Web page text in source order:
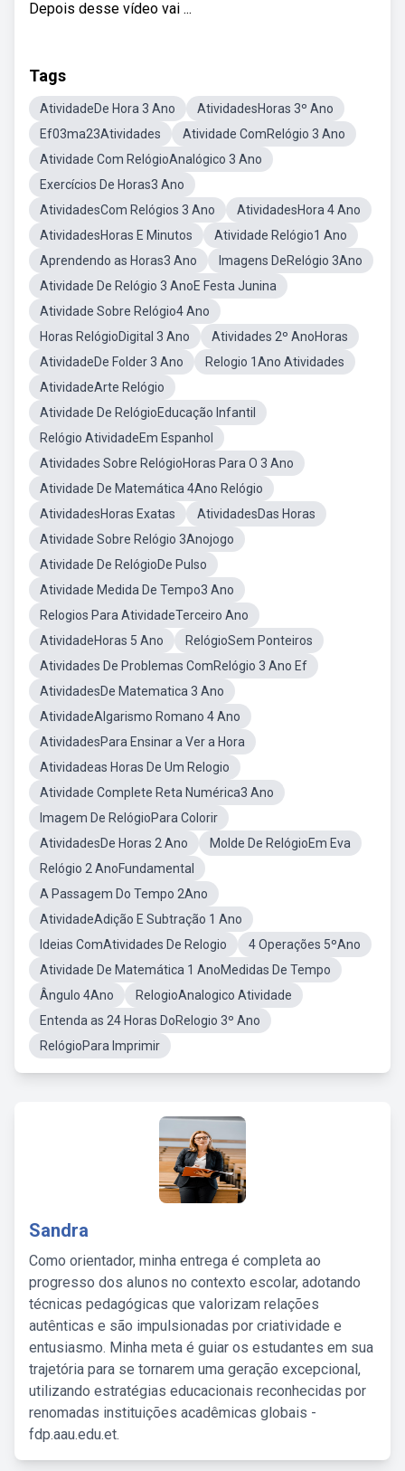
Depois desse vídeo vai ...
Tags
AtividadeDe Hora 3 Ano
AtividadesHoras 3º Ano
Ef03ma23Atividades
Atividade ComRelógio 3 Ano
Atividade Com RelógioAnalógico 3 Ano
Exercícios De Horas3 Ano
AtividadesCom Relógios 3 Ano
AtividadesHora 4 Ano
AtividadesHoras E Minutos
Atividade Relógio1 Ano
Aprendendo as Horas3 Ano
Imagens DeRelógio 3Ano
Atividade De Relógio 3 AnoE Festa Junina
Atividade Sobre Relógio4 Ano
Horas RelógioDigital 3 Ano
Atividades 2º AnoHoras
AtividadeDe Folder 3 Ano
Relogio 1Ano Atividades
AtividadeArte Relógio
Atividade De RelógioEducação Infantil
Relógio AtividadeEm Espanhol
Atividades Sobre RelógioHoras Para O 3 Ano
Atividade De Matemática 4Ano Relógio
AtividadesHoras Exatas
AtividadesDas Horas
Atividade Sobre Relógio 3Anojogo
Atividade De RelógioDe Pulso
Atividade Medida De Tempo3 Ano
Relogios Para AtividadeTerceiro Ano
AtividadeHoras 5 Ano
RelógioSem Ponteiros
Atividades De Problemas ComRelógio 3 Ano Ef
AtividadesDe Matematica 3 Ano
AtividadeAlgarismo Romano 4 Ano
AtividadesPara Ensinar a Ver a Hora
Atividadeas Horas De Um Relogio
Atividade Complete Reta Numérica3 Ano
Imagem De RelógioPara Colorir
AtividadesDe Horas 2 Ano
Molde De RelógioEm Eva
Relógio 2 AnoFundamental
A Passagem Do Tempo 2Ano
AtividadeAdição E Subtração 1 Ano
Ideias ComAtividades De Relogio
4 Operações 5ºAno
Atividade De Matemática 1 AnoMedidas De Tempo
Ângulo 4Ano
RelogioAnalogico Atividade
Entenda as 24 Horas DoRelogio 3º Ano
RelógioPara Imprimir
Sandra
Como orientador, minha entrega é completa ao
progresso dos alunos no contexto escolar, adotando
técnicas pedagógicas que valorizam relações
autênticas e são impulsionadas por criatividade e
entusiasmo. Minha meta é guiar os estudantes em sua
trajetória para se tornarem uma geração excepcional,
utilizando estratégias educacionais reconhecidas por
renomadas instituições acadêmicas globais -
fdp.aau.edu.et.